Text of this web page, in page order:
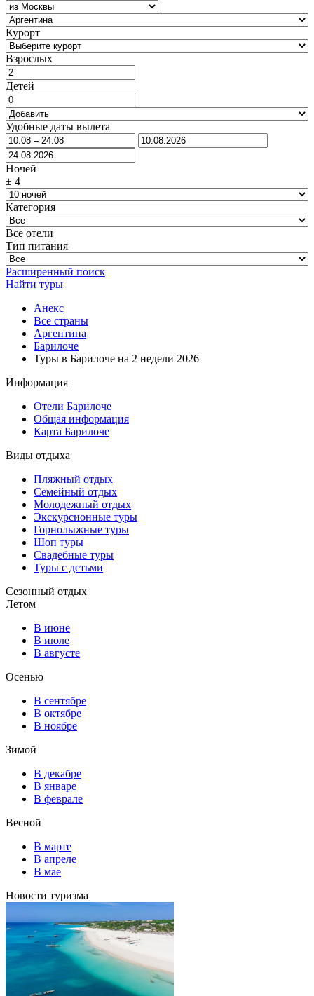
Курорт
Взрослых
Детей
Удобные даты вылета
Ночей
± 4
Категория
Все отели
Тип питания
Расширенный поиск
Найти туры
Анекс
Все страны
Аргентина
Барилоче
Туры в Барилоче на 2 недели 2026
Информация
Отели Барилоче
Общая информация
Карта Барилоче
Виды отдыха
Пляжный отдых
Семейный отдых
Молодежный отдых
Экскурсионные туры
Горнолыжные туры
Шоп туры
Свадебные туры
Туры с детьми
Сезонный отдых
Летом
В июне
В июле
В августе
Осенью
В сентябре
В октябре
В ноябре
Зимой
В декабре
В январе
В феврале
Весной
В марте
В апреле
В мае
Новости туризма